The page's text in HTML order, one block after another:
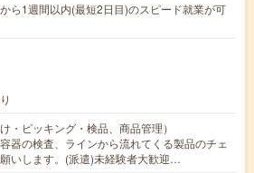
ら1週間以内(最短2日目)のスピード就業が可
・ピッキング・検品、商品管理）
器の検査、ラインから流れてくる製品のチェ
いします。(派遣)未経験者大歓迎…